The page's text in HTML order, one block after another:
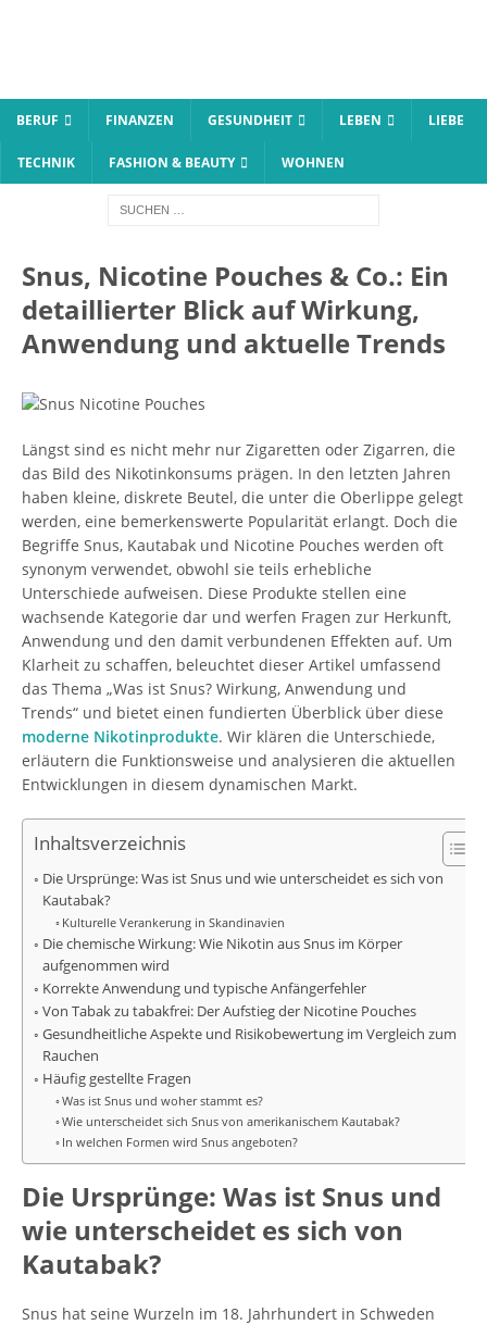
BERUF FINANZEN GESUNDHEIT LEBEN LIEBE
TECHNIK FASHION & BEAUTY WOHNEN
Snus, Nicotine Pouches & Co.: Ein
detaillierter Blick auf Wirkung,
Anwendung und aktuelle Trends
Längst sind es nicht mehr nur Zigaretten oder Zigarren, die
das Bild des Nikotinkonsums prägen. In den letzten Jahren
haben kleine, diskrete Beutel, die unter die Oberlippe gelegt
werden, eine bemerkenswerte Popularität erlangt. Doch die
Begriffe Snus, Kautabak und Nicotine Pouches werden oft
synonym verwendet, obwohl sie teils erhebliche
Unterschiede aufweisen. Diese Produkte stellen eine
wachsende Kategorie dar und werfen Fragen zur Herkunft,
Anwendung und den damit verbundenen Effekten auf. Um
Klarheit zu schaffen, beleuchtet dieser Artikel umfassend
das Thema „Was ist Snus? Wirkung, Anwendung und
Trends“ und bietet einen fundierten Überblick über diese
moderne Nikotinprodukte. Wir klären die Unterschiede,
erläutern die Funktionsweise und analysieren die aktuellen
Entwicklungen in diesem dynamischen Markt.
Inhaltsverzeichnis
Die Ursprünge: Was ist Snus und wie unterscheidet es sich von
Kautabak?
Kulturelle Verankerung in Skandinavien
Die chemische Wirkung: Wie Nikotin aus Snus im Körper
aufgenommen wird
Korrekte Anwendung und typische Anfängerfehler
Von Tabak zu tabakfrei: Der Aufstieg der Nicotine Pouches
Gesundheitliche Aspekte und Risikobewertung im Vergleich zum
Rauchen
Häufig gestellte Fragen
Was ist Snus und woher stammt es?
Wie unterscheidet sich Snus von amerikanischem Kautabak?
In welchen Formen wird Snus angeboten?
Die Ursprünge: Was ist Snus und
wie unterscheidet es sich von
Kautabak?
Snus hat seine Wurzeln im 18. Jahrhundert in Schweden